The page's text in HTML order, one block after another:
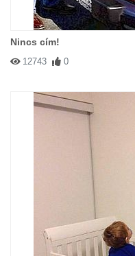
Nincs cím!
12743 0